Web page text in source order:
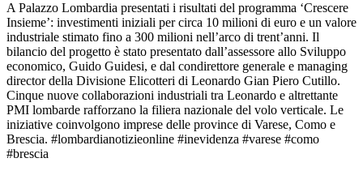
A Palazzo Lombardia presentati i risultati del programma ‘Crescere
Insieme’: investimenti iniziali per circa 10 milioni di euro e un valore
industriale stimato fino a 300 milioni nell’arco di trent’anni. Il
bilancio del progetto è stato presentato dall’assessore allo Sviluppo
economico, Guido Guidesi, e dal condirettore generale e managing
director della Divisione Elicotteri di Leonardo Gian Piero Cutillo.
Cinque nuove collaborazioni industriali tra Leonardo e altrettante
PMI lombarde rafforzano la filiera nazionale del volo verticale. Le
iniziative coinvolgono imprese delle province di Varese, Como e
Brescia. #lombardianotizieonline #inevidenza #varese #como
#brescia